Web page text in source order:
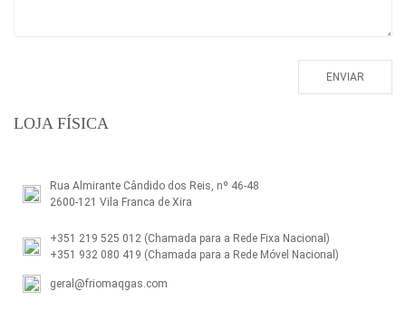
LOJA FÍSICA
Rua Almirante Cândido dos Reis, nº 46-48
2600-121 Vila Franca de Xira
+351 219 525 012 (Chamada para a Rede Fixa Nacional)
+351 932 080 419 (Chamada para a Rede Móvel Nacional)
geral@friomaqgas.com